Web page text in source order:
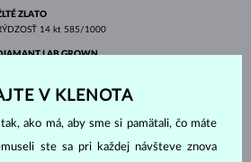
ZLATO
14 kt 585/1000
LAB GROWN
VS
PRIEMER
6.3 mm
1.000 ct
V KLENOTA
ako má, aby sme si pamätali, čo máte
ste sa pri každej návšteve znova